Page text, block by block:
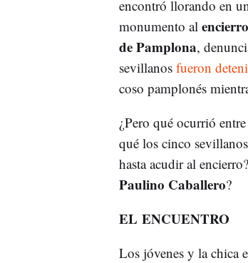
encontró llorando en
monumento al encierro
de Pamplona,
sevillanos fueron
coso pamplonés
¿Pero qué ocurrió
qué los cinco
hasta acudir al
Paulino Caballero?
EL ENCUENTRO
Los jóvenes y la chica